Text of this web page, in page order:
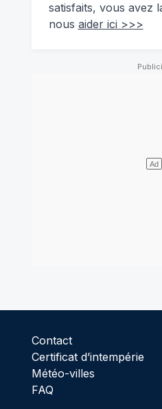
satisfaits, vous avez
nous aider ici >>>
Contact
Certificat d’intempérie
Météo-villes
FAQ